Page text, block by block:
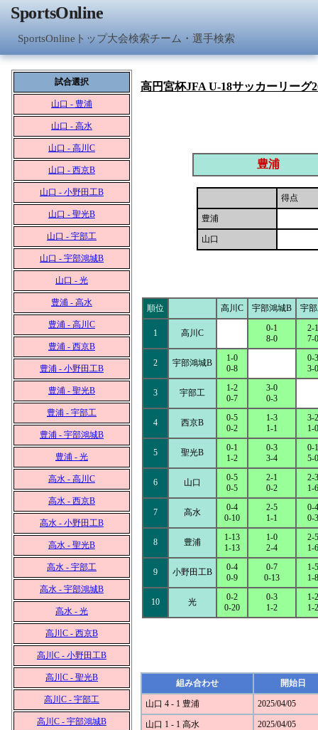
SportsOnline
SportsOnlineトップ大会検索チーム・選手検索
試合選択
山口 - 豊浦
山口 - 高水
山口 - 高川C
山口 - 西京B
山口 - 小野田工B
山口 - 聖光B
山口 - 宇部工
山口 - 宇部鴻城B
山口 - 光
豊浦 - 高水
豊浦 - 高川C
豊浦 - 西京B
豊浦 - 小野田工B
豊浦 - 聖光B
豊浦 - 宇部工
豊浦 - 宇部鴻城B
豊浦 - 光
高水 - 高川C
高水 - 西京B
高水 - 小野田工B
高水 - 聖光B
高水 - 宇部工
高水 - 宇部鴻城B
高水 - 光
高川C - 西京B
高川C - 小野田工B
高川C - 聖光B
高川C - 宇部工
高川C - 宇部鴻城B
高円宮杯JFA U-18サッカーリーグ
豊浦
得点
豊浦
山口
順位 高川C 宇部鴻城B 宇
1 高川C
0-1
8-0
2-1
7-0
2 宇部鴻城B
1-0
0-8
0-3
3-0
3 宇部工
1-2
0-7
3-0
0-3
4 西京B
0-5
0-2
1-3
1-1
3-2
1-0
5 聖光B
0-1
1-2
0-3
3-4
0-1
5-0
6 山口
0-5
0-5
2-1
0-2
2-3
1-6
7 高水
0-4
0-10
2-5
1-1
0-4
0-3
8 豊浦
1-13
1-13
1-0
2-4
2-5
1-6
9 小野田工B
0-4
0-9
0-7
0-13
1-5
1-8
10 光
0-2
0-20
0-3
1-2
1-2
1-2
組み合わせ 開始日
山口 4 - 1 豊浦 2025/04/05
山口 1 - 1 高水 2025/04/05